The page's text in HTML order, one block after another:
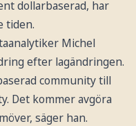
dollarbaserad, har
tiden.
Michel
efter lagändringen.
community till
Det kommer avgöra
säger han.